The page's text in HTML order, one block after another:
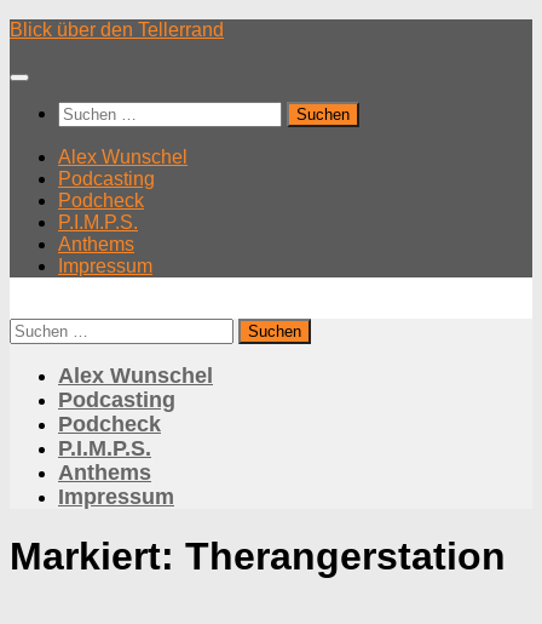
Unter
Inhalt
Blick über den Tellerrand
Suchen
nach:
Alex Wunschel
Podcasting
Podcheck
P.I.M.P.S.
Anthems
Impressum
Suchen
nach:
Alex Wunschel
Podcasting
Podcheck
P.I.M.P.S.
Anthems
Impressum
Markiert: Therangerstation